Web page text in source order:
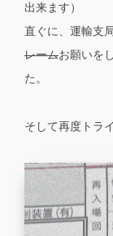
出来ます）
直ぐに、運輸支
レームお願いを
た。
そして再度トラ